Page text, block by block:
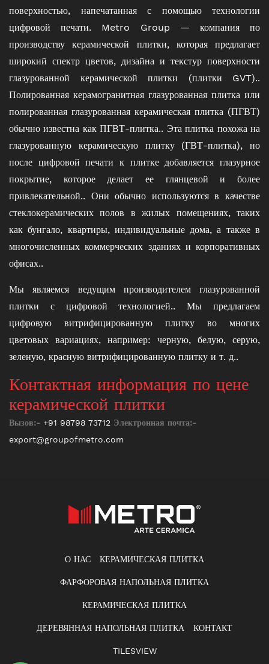
поверхностью, напечатанная с помощью технологии
цифровой печати. Metro Group — компания по
производству керамической плитки, которая предлагает
широкий спектр цветов, дизайна и текстур поверхности
глазурованной керамической плитки (плитки GVT)..
Полированная керамогранитная глазурованная плитка или
полированная глазурованная керамическая плитка (ПГВТ)
обычно известна как ПГВТ-плитка.. Эта плитка похожа на
глазурованную керамическую плитку (ГВТ-плитка), но
после цифровой печати к плитке добавляется глазурное
покрытие, которое делает ее глянцевой и более
привлекательной.. Они обычно используются в качестве
стеклокерамических полов в жилых помещениях, таких
как бунгало, квартиры, индивидуальные дома, а также в
многочисленных коммерческих зданиях и корпоративных
офисах..
Мы являемся ведущим производителем глазурованной
плитки с цифровой технологией.. Мы предлагаем
цифровую витрифицированную плитку во многих
цветовых вариациях, например: черную, белую, серую,
зеленую, красную витрифицированную плитку и т. д..
Контактная информация по цене
керамической плитки
Вызов:- +91 98798 73712 Электронная почта:-
export@groupofmetro.com
О НАС КЕРАМИЧЕСКАЯ ПЛИТКА
ФАРФОРОВАЯ НАПОЛЬНАЯ ПЛИТКА
КЕРАМИЧЕСКАЯ ПЛИТКА
ДЕРЕВЯННАЯ НАПОЛЬНАЯ ПЛИТКА КОНТАКТ
TILESVIEW